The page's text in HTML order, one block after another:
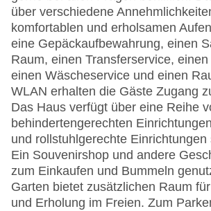
über verschiedene
komfortablen und erholsamen
eine Gepäckaufbewahrung, einen
Raum, einen Transferservice,
einen Wäscheservice und einen
WLAN erhalten die Gäste Zugang
Das Haus verfügt über eine Reihe
behindertengerechten
und rollstuhlgerechte Einrichtungen
Ein Souvenirshop und andere
zum Einkaufen und Bummeln
Garten bietet zusätzlichen Raum
und Erholung im Freien. Zum